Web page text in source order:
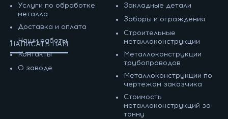
Услуги по обработке
металла
Доставка и оплата
Наши работы
Контакты
О заводе
Закладные детали
Заборы и ограждения
Строительные
металлоконструкции
Металлоконструкции
трубопроводов
Металлоконструкции по
чертежам заказчика
Cтоимость
металлоконструкций за
тонну
НАПИСАТЬ НАМ